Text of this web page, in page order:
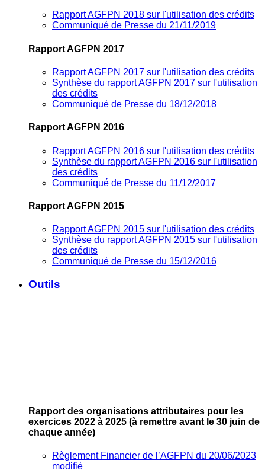
Rapport AGFPN 2018 sur l'utilisation des crédits
Communiqué de Presse du 21/11/2019
Rapport AGFPN 2017
Rapport AGFPN 2017 sur l'utilisation des crédits
Synthèse du rapport AGFPN 2017 sur l'utilisation
des crédits
Communiqué de Presse du 18/12/2018
Rapport AGFPN 2016
Rapport AGFPN 2016 sur l'utilisation des crédits
Synthèse du rapport AGFPN 2016 sur l'utilisation
des crédits
Communiqué de Presse du 11/12/2017
Rapport AGFPN 2015
Rapport AGFPN 2015 sur l'utilisation des crédits
Synthèse du rapport AGFPN 2015 sur l'utilisation
des crédits
Communiqué de Presse du 15/12/2016
Outils
Rapport des organisations attributaires pour les
exercices 2022 à 2025 (à remettre avant le 30 juin de
chaque année)
Règlement Financier de l’AGFPN du 20/06/2023
modifié